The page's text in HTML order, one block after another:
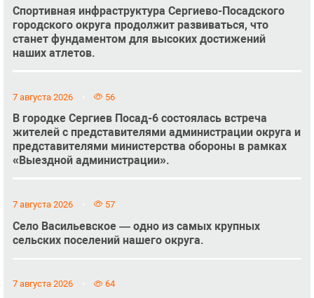
Спортивная инфраструктура Сергиево-Посадского
городского округа продолжит развиваться, что
станет фундаментом для высоких достижений
наших атлетов.
7 августа 2026 56
В городке Сергиев Посад-6 состоялась встреча
жителей с представителями администрации округа и
представителями министерства обороны в рамках
«Выездной администрации».
7 августа 2026 57
Село Васильевское — одно из самых крупных
сельских поселений нашего округа.
7 августа 2026 64